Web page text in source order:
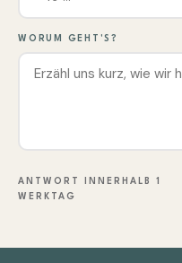
WORUM GEHT'S?
ANTWORT INNERHALB 1
WERKTAG